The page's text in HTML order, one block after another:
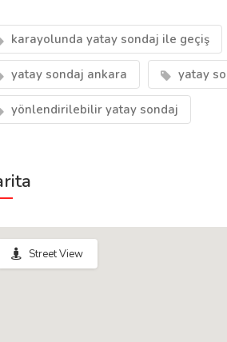
karayolunda yatay sondaj ile geçiş
yatay sondaj ankara yatay
yönlendirilebilir yatay sondaj
Street View